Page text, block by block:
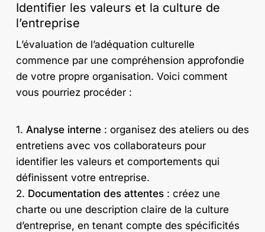
Identifier les valeurs et la culture de
l’entreprise
L’évaluation de l’adéquation culturelle
commence par une compréhension approfondie
de votre propre organisation. Voici comment
vous pourriez procéder :
1. Analyse interne: organisez des ateliers ou des
entretiens avec vos collaborateurs pour
identifier les valeurs et comportements qui
définissent votre entreprise.
2. Documentation des attentes: créez une
charte ou une description claire de la culture
d’entreprise, en tenant compte des spécificités